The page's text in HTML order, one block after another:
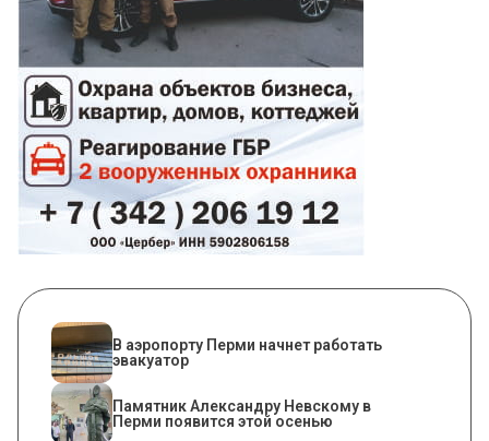
В аэропорту Перми начнет работать
эвакуатор
​Памятник Александру Невскому в
Перми появится этой осенью